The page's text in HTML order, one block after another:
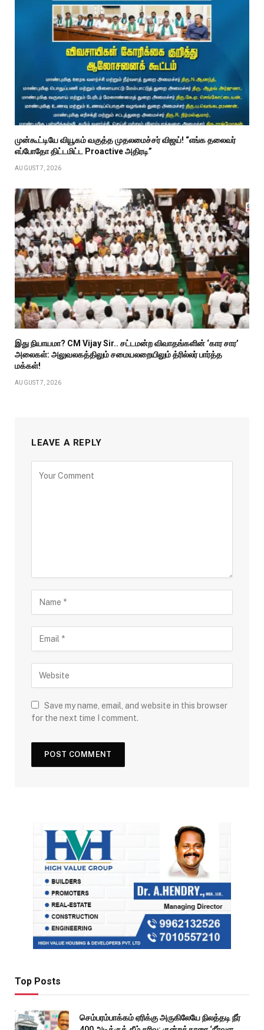
முன்கூட்டியே வியூகம் வகுத்த முதலமைச்சர் விஜய்! “எங்க தலைவர்
எப்போதோ திட்டமிட்ட Proactive அதிரடி”
AUGUST 7, 2026
இது நியாயமா? CM Vijay Sir.. சட்டமன்ற விவாதங்களின் ‘கார சார’
அலைகள்: அலுவலகத்திலும் சமையலறையிலும் த்ரில்லர் பார்த்த
மக்கள்!
AUGUST 7, 2026
LEAVE A REPLY
Save my name, email, and website in this browser
for the next time I comment.
Top Posts
செம்பரம்பாக்கம் ஏரிக்கு அருகிலேயே நிலத்தடி நீர்